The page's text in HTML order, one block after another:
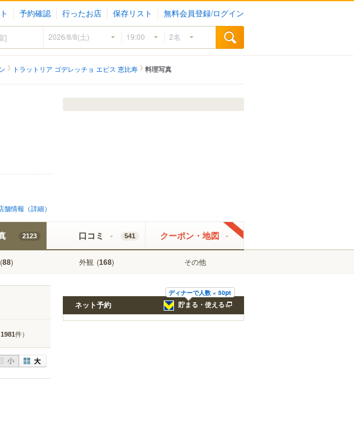
予約確認 行ったお店 保存リスト 無料会員登録/ログイン
トラットリア ゴデレッチョ エビス 恵比寿 料理写真
舗情報（詳細）
2123
(88) 外観 (168) その他
口コミ 541 クーポン・地図
1981件）
ディナーで人数 × 50pt
貯まる・使える
ネット予約